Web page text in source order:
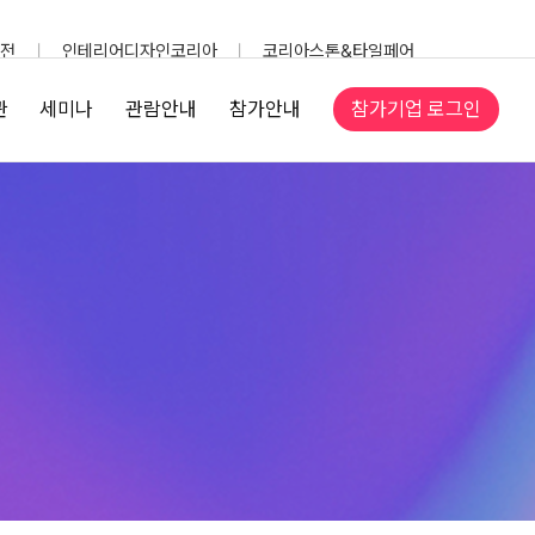
인테리어디자인코리아
코리아스톤&타일페어
세미나 관람안내 참가안내 참가기업 로그인